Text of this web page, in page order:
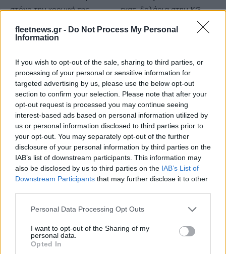
fleetnews.gr - Do Not Process My Personal
Information
If you wish to opt-out of the sale, sharing to third parties, or
processing of your personal or sensitive information for
targeted advertising by us, please use the below opt-out
section to confirm your selection. Please note that after your
opt-out request is processed you may continue seeing
interest-based ads based on personal information utilized by
us or personal information disclosed to third parties prior to
your opt-out. You may separately opt-out of the further
disclosure of your personal information by third parties on the
IAB’s list of downstream participants. This information may
also be disclosed by us to third parties on the IAB’s List of
Downstream Participants that may further disclose it to other
Please note that this website/app uses one or more Google
not limited to your visit or usage behaviour. You may click to
grant or deny consent to Google and its third-party tags to
use your data for below specified purposes in below Google
Personal Data Processing Opt Outs
I want to opt-out of the Sharing of my
personal data.
Opted In
αποδοτικότητας
Το FIAT 500 Hybrid τώρα από 18.990 ευρώ
Θανάσης Σπανούλης: "Θα
μετάλλιο"
Στους Ντένβερ Νάγκετς ο